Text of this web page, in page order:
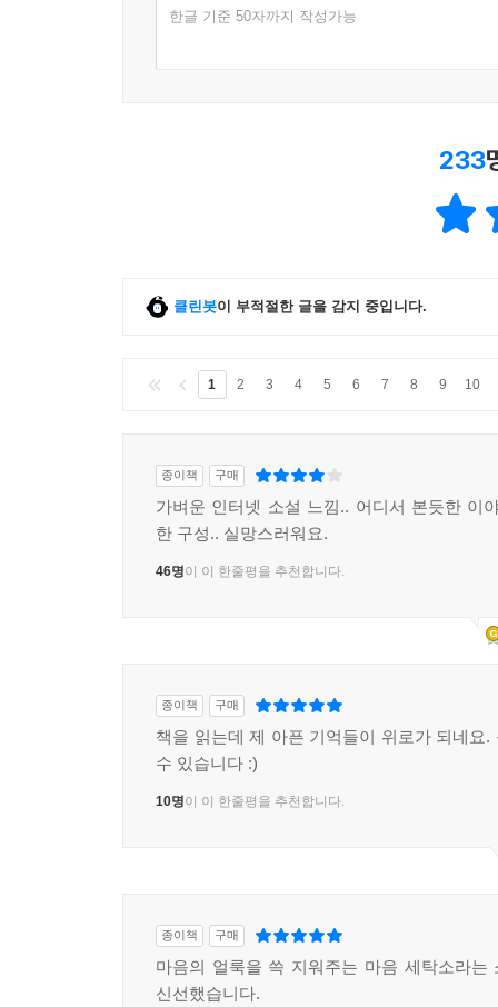
한글 기준 50자까지 작성가능
233
클린봇이 부적절한 글을 감지 중입니다.
1 2 3 4 5 6 7 8 9 10
종이책 구매
가벼운 인터넷 소설 느낌.. 어디서 본듯한 이
한 구성.. 실망스러워요.
46명이 이 한줄평을 추천합니다.
종이책 구매
책을 읽는데 제 아픈 기억들이 위로가 되네요.
수 있습니다 :)
10명이 이 한줄평을 추천합니다.
종이책 구매
마음의 얼룩을 쓱 지워주는 마음 세탁소라는
신선했습니다.